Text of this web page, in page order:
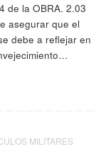
de la OBRA. 2.03
asegurar que el
debe a reflejar en
MILITARES